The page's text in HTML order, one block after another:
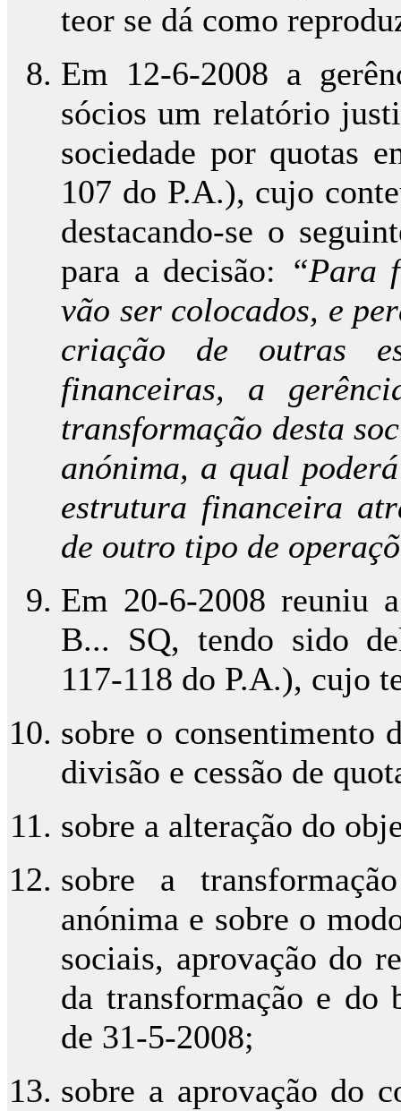
teor se dá como
Em 12-6-2008 a
sócios um relatório
sociedade por quotas
107 do P.A.), cujo
destacando-se o
para a decisão: “Para
vão ser colocados, e
criação de outras
financeiras, a
transformação desta
anónima, a qual
estrutura financeira
de outro tipo de
Em 20-6-2008 reuniu
B... SQ, tendo sido
117-118 do P.A.), cujo
sobre o consentimento
divisão e cessão de
sobre a alteração do
sobre a
anónima e sobre o
sociais, aprovação do
da transformação e do
de 31-5-2008;
sobre a aprovação do